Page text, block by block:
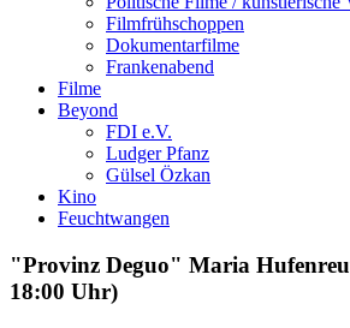
Filmfrühschoppen
Dokumentarfilme
Frankenabend
Filme
Beyond
FDI e.V.
Ludger Pfanz
Gülsel Özkan
Kino
Feuchtwangen
"Provinz Deguo" Maria
18:00 Uhr)